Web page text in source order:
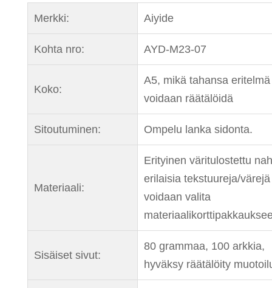
Merkki: Aiyide
Kohta nro: AYD-M23-07
Koko:
A5, mikä tahansa eritelmä
voidaan räätälöidä
Sitoutuminen: Ompelu lanka sidonta.
Materiaali:
Erityinen väritulostettu
erilaisia tekstuureja/värejä
voidaan valita
Sisäiset sivut:
80 grammaa, 100 arkkia,
hyväksy räätälöity